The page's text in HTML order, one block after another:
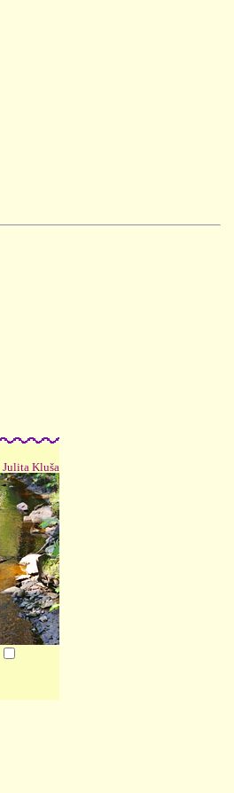
Julita Kluša